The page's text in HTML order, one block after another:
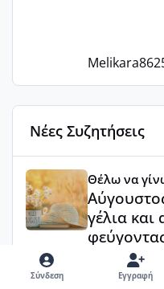
Melikara86
Νέες Συζητήσεις
Αύγουστος ήρθε ξανά
Θέλω να
γέλια και
όμορφο
Σύνδεση Εγγραφή